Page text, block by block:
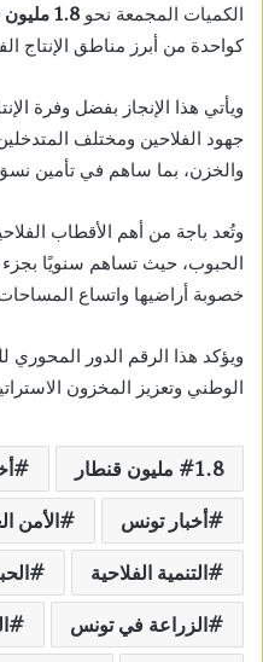
الكميات المجمعة نحو 1.8 مليون قنطار
كواحدة من أبرز مناطق الإنتاج
ويأتي هذا الإنجاز بفضل وفرة
جهود الفلاحين ومختلف
والخزن، بما ساهم في تأمين
وتُعد باجة من أهم الأقطاب
الحبوب، حيث تساهم سنويًا بجزء
خصوبة أراضيها واتساع
ويؤكد هذا الرقم الدور المحوري
الوطني وتعزيز المخزون
1.8 مليون قنطار
أخبار تونس الأمن
التنمية الفلاحية
الزراعة في تونس